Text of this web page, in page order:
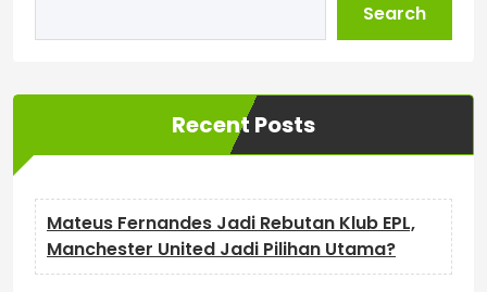
Search
Recent Posts
Mateus Fernandes Jadi Rebutan Klub EPL,
Manchester United Jadi Pilihan Utama?